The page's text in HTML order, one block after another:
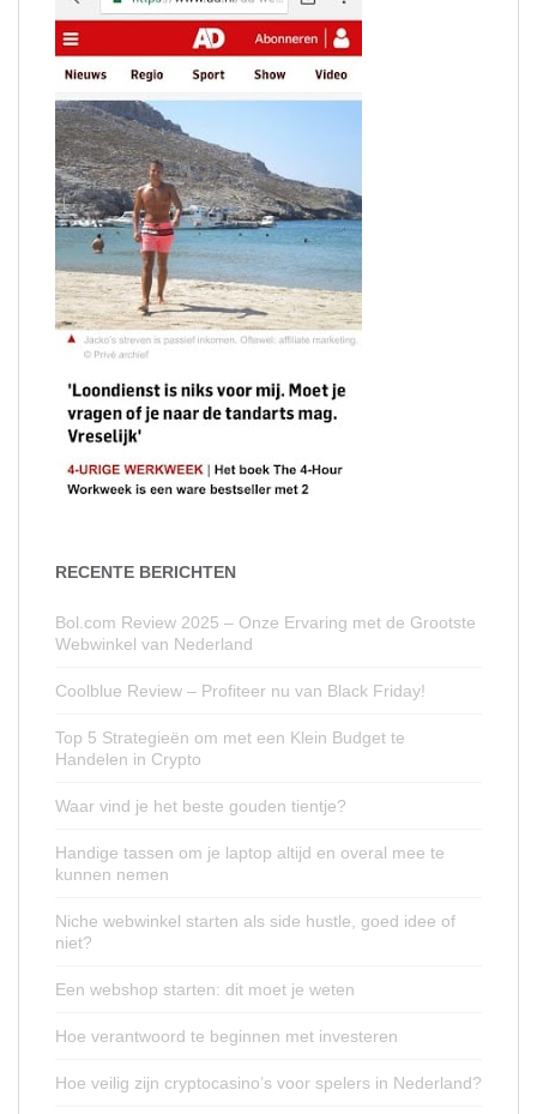
RECENTE BERICHTEN
Bol.com Review 2025 – Onze Ervaring met de Grootste
Webwinkel van Nederland
Coolblue Review – Profiteer nu van Black Friday!
Top 5 Strategieën om met een Klein Budget te
Handelen in Crypto
Waar vind je het beste gouden tientje?
Handige tassen om je laptop altijd en overal mee te
kunnen nemen
Niche webwinkel starten als side hustle, goed idee of
niet?
Een webshop starten: dit moet je weten
Hoe verantwoord te beginnen met investeren
Hoe veilig zijn cryptocasino’s voor spelers in Nederland?